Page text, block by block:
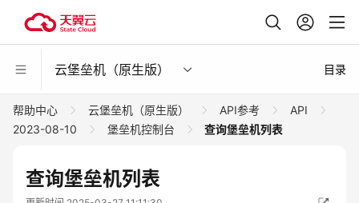
云堡垒机（原生版） 目录
帮助中心 云堡垒机（原生版） API参考
API
2023-08-10
堡垒机控制台 查询堡垒机列表
查询堡垒机列表